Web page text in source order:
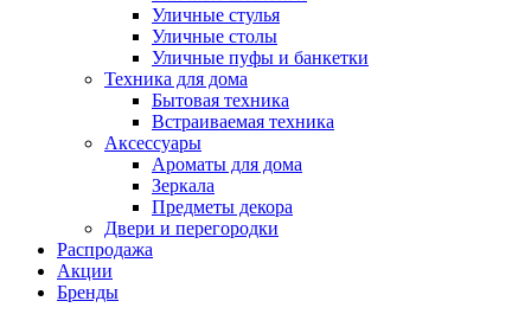
Уличные стулья
Уличные столы
Уличные пуфы и банкетки
Техника для дома
Бытовая техника
Встраиваемая техника
Аксессуары
Ароматы для дома
Зеркала
Предметы декора
Двери и перегородки
Распродажа
Акции
Бренды